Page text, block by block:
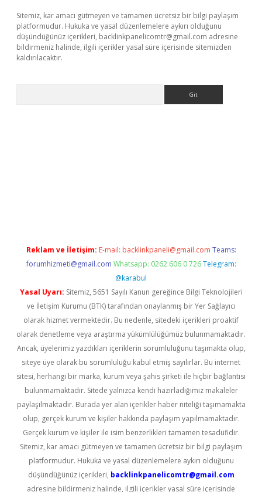
Sitemiz, kar amacı gütmeyen ve tamamen ücretsiz bir bilgi paylaşım
platformudur. Hukuka ve yasal düzenlemelere aykırı olduğunu
düşündüğünüz içerikleri, backlinkpanelicomtr@gmail.com adresine
bildirmeniz halinde, ilgili içerikler yasal süre içerisinde sitemizden
kaldırılacaktır.
Reklam ve İletişim: E-mail: backlinkpaneli@gmail.com Teams:
forumhizmeti@gmail.com Whatsapp: 0262 606 0 726 Telegram:
@karabul
Yasal Uyarı: Sitemiz, 5651 Sayılı Kanun gereğince Bilgi Teknolojileri
ve İletişim Kurumu (BTK) tarafından onaylanmış bir Yer Sağlayıcı
olarak hizmet vermektedir. Bu nedenle, sitedeki içerikleri proaktif
olarak denetleme veya araştırma yükümlülüğümüz bulunmamaktadır.
Ancak, üyelerimiz yazdıkları içeriklerin sorumluluğunu taşımakta olup,
siteye üye olarak bu sorumluluğu kabul etmiş sayılırlar. Bu internet
sitesi, herhangi bir marka, kurum veya şahıs şirketi ile hiçbir bağlantısı
bulunmamaktadır. Sitede yalnızca kendi hazırladığımız makaleler
paylaşılmaktadır. Burada yer alan içerikler haber niteliği taşımamakta
olup, gerçek kurum ve kişiler hakkında paylaşım yapılmamaktadır.
Gerçek kurum ve kişiler ile isim benzerlikleri tamamen tesadüfidir.
Sitemiz, kar amacı gütmeyen ve tamamen ücretsiz bir bilgi paylaşım
platformudur. Hukuka ve yasal düzenlemelere aykırı olduğunu
düşündüğünüz içerikleri, backlinkpanelicomtr@gmail.com
adresine bildirmeniz halinde, ilgili içerikler yasal süre içerisinde